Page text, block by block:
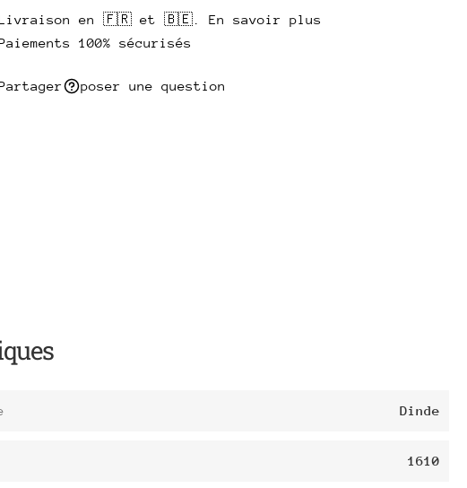
en 🇫🇷 et 🇧🇪. En savoir plus
100% sécurisés
poser une question
Dinde
1610